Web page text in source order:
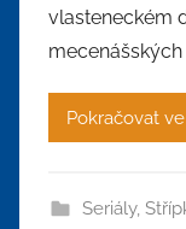
vlasteneckém
Pokračovat
Seriály,